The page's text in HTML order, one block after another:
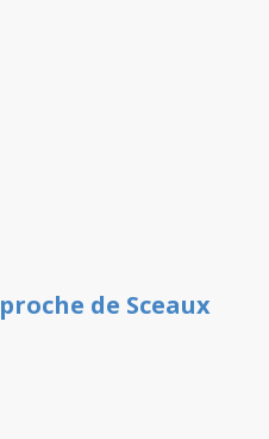
proche de Sceaux